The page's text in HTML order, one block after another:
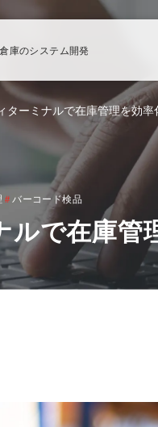
庫のシステム開発
ターミナルで在庫管理を効
＃バーコード検品
ルで在庫管